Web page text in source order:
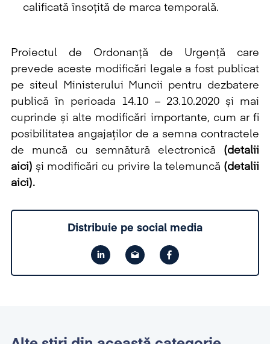
calificată însoțită de marca temporală.
Proiectul de Ordonanță de Urgență care
prevede aceste modificări legale a fost publicat
pe siteul Ministerului Muncii pentru dezbatere
publică în perioada 14.10 – 23.10.2020 și mai
cuprinde și alte modificări importante, cum ar fi
posibilitatea angajaților de a semna contractele
de muncă cu semnătură electronică (detalii
aici)și modificări cu privire la telemuncă (detalii
aici).
Distribuie pe social media